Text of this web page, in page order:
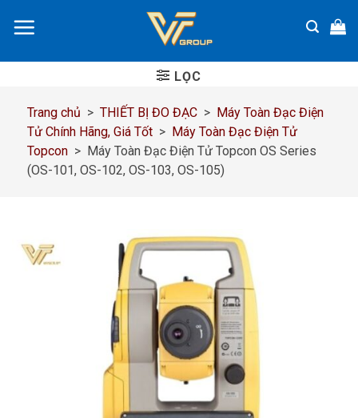
đến
dung
LỌC
Trang chủ > THIẾT BỊ ĐO ĐẠC > Máy Toàn Đạc Điện
Tử Chính Hãng, Giá Tốt > Máy Toàn Đạc Điện Tử
Topcon > Máy Toàn Đạc Điện Tử Topcon OS Series
(OS-101, OS-102, OS-103, OS-105)